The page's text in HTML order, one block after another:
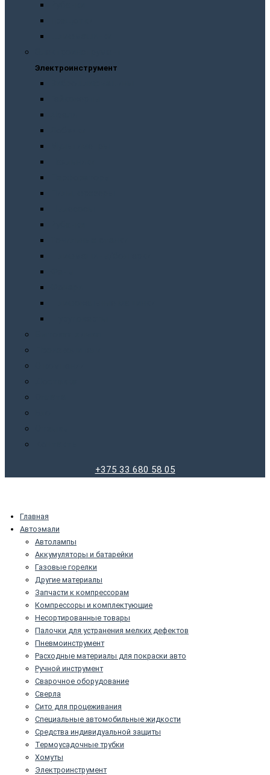
Электроинструмент
+375 33 680 58 05
Главная
Автоэмали
Автолампы
Аккумуляторы и батарейки
Газовые горелки
Другие материалы
Запчасти к компрессорам
Компрессоры и комплектующие
Несортированные товары
Палочки для устранения мелких дефектов
Пневмоинструмент
Расходные материалы для покраски авто
Ручной инструмент
Сварочное оборудование
Сверла
Сито для процеживания
Специальные автомобильные жидкости
Средства индивидуальной защиты
Термоусадочные трубки
Хомуты
Электроинструмент